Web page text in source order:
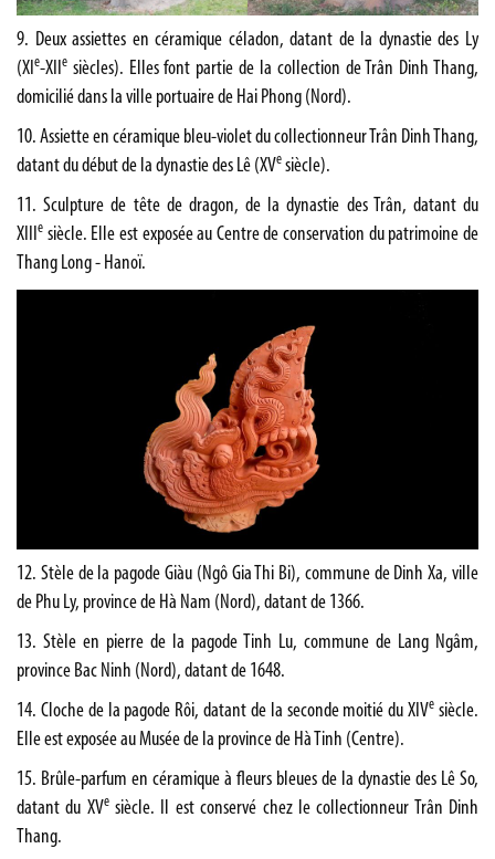
9. Deux assiettes en céramique céladon, datant de la dynastie des Ly
(XI e-XII e siècles). Elles font partie de la collection de Trân Dinh Thang,
domicilié dans la ville portuaire de Hai Phong (Nord).
10. Assiette en céramique bleu-violet du collectionneur Trân Dinh Thang,
datant du début de la dynastie des Lê (XVe siècle).
11. Sculpture de tête de dragon, de la dynastie des Trân, datant du
XIII
e siècle. Elle est exposée au Centre de conservation du patrimoine de
Thang Long - Hanoï.
12. Stèle de la pagode Giàu (Ngô Gia Thi Bi), commune de Dinh Xa, ville
de Phu Ly, province de Hà Nam (Nord), datant de 1366.
13. Stèle en pierre de la pagode Tinh Lu, commune de Lang Ngâm,
province Bac Ninh (Nord), datant de 1648.
14. Cloche de la pagode Rôi, datant de la seconde moitié du XIVe siècle.
Elle est exposée au Musée de la province de Hà Tinh (Centre).
15. Brûle-parfum en céramique à fleurs bleues de la dynastie des Lê So,
datant du XVesiècle. Il est conservé chez le collectionneur Trân Dinh
Thang.